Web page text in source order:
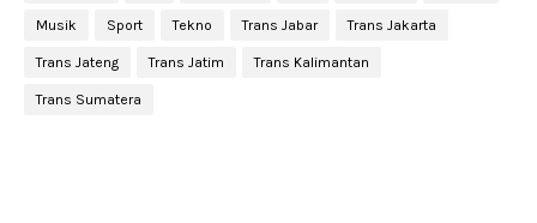
Musik Sport Tekno Trans Jabar Trans Jakarta
Trans Jateng Trans Jatim Trans Kalimantan
Trans Sumatera